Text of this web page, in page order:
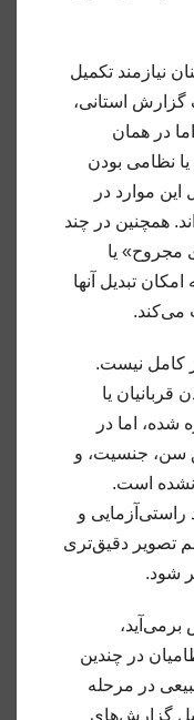
نیازمند تکمیل
گزارش استانی،
در همان
نظامی بودن
موارد در
همچنین در چند
مجروح» یا
تبدیل آنها
می‌کند.
کامل نیست.
یا
شده، اما در
سن، جنسیت، و
نشده است.
راستی‌آزمایی و
تصویر دقیق‌تری
شود.
برمی‌آید،
در چندین
در مرحله
گزارش‌های